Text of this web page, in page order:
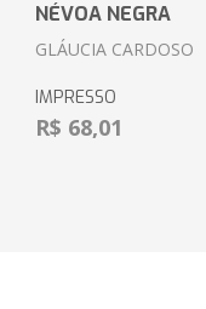
NÉVOA NEGRA
GLÁUCIA CARDOSO
IMPRESSO
R$ 68,01